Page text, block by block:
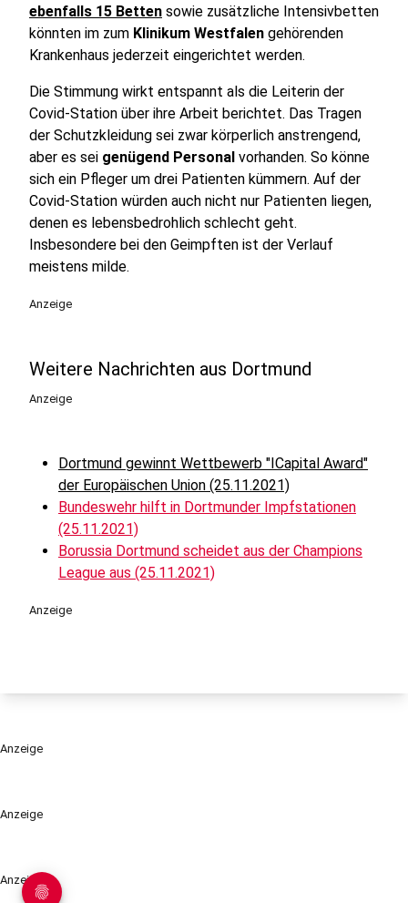
Anzeige
Anzeige
ebenfalls 15 Betten sowie zusätzliche Intensivbetten
könnten im zum Klinikum Westfalen gehörenden
Krankenhaus jederzeit eingerichtet werden.
Die Stimmung wirkt entspannt als die Leiterin der
Covid-Station über ihre Arbeit berichtet. Das Tragen
der Schutzkleidung sei zwar körperlich anstrengend,
aber es sei genügend Personal vorhanden. So könne
sich ein Pfleger um drei Patienten kümmern. Auf der
Covid-Station würden auch nicht nur Patienten liegen,
denen es lebensbedrohlich schlecht geht.
Insbesondere bei den Geimpften ist der Verlauf
meistens milde.
Anzeige
Weitere Nachrichten aus Dortmund
Anzeige
Dortmund gewinnt Wettbewerb "ICapital Award"
der Europäischen Union (25.11.2021)
Bundeswehr hilft in Dortmunder Impfstationen
(25.11.2021)
Borussia Dortmund scheidet aus der Champions
League aus (25.11.2021)
Anzeige
Anzeige